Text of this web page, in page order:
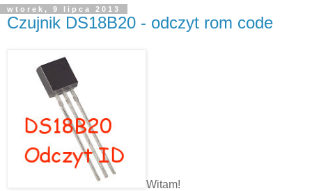
wtorek, 9 lipca 2013
Czujnik DS18B20 - odczyt rom code
Witam!